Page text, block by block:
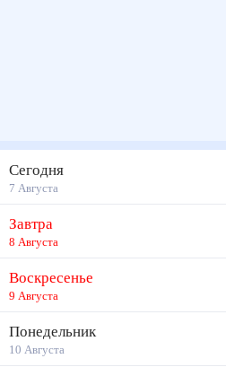
Сегодня
7 Августа
Завтра
8 Августа
Воскресенье
9 Августа
Понедельник
10 Августа